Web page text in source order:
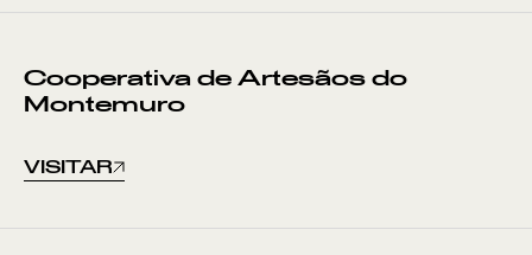
Cooperativa de Artesãos do
Montemuro
VISITAR